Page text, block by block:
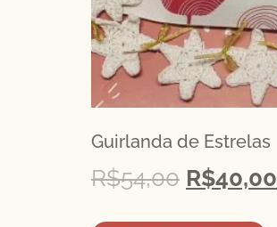
Guirlanda de Estrelas
R$54,00 R$40,00